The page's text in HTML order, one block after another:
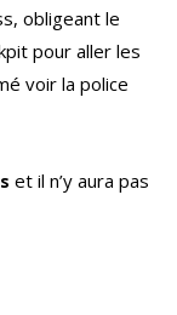
obligeant le
pour aller les
voir la police
et il n’y aura pas